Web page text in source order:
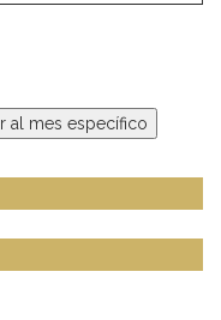
Ir al mes específico